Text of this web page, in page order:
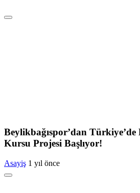
Beylikbağıspor’dan
Kursu Projesi Başlıyor!
Asayiş 1 yıl önce